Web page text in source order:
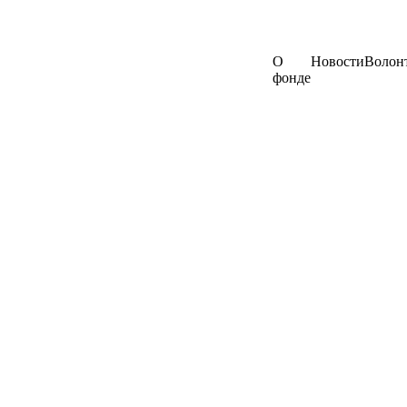
О
фонде
Новости